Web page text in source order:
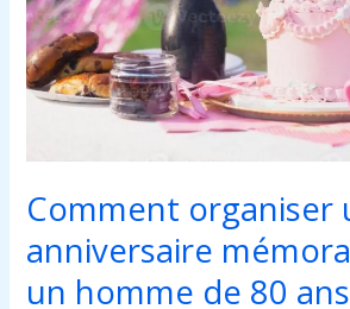
Comment organiser
anniversaire
un homme de 80 ans
mémorable
pour
un
homme